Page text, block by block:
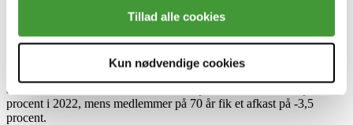
Tillad alle cookies
Kun nødvendige cookies
De kraftigt stigende renter betød, at både kreditobligationer og
såkaldt guldrandede obligationer faldt betydeligt i værdi i 2022,
mens de fleste toneangivende aktiemarkeder ligeledes landede med
af branchens mindste tab. Medlemmer på 45 år fik et afkast på -6,8
procent i 2022, mens medlemmer på 70 år fik et afkast på -3,5
procent.